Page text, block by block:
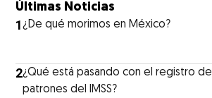
Últimas Noticias
1¿De qué morimos en México?
2¿Qué está pasando con el registro de
patrones del IMSS?